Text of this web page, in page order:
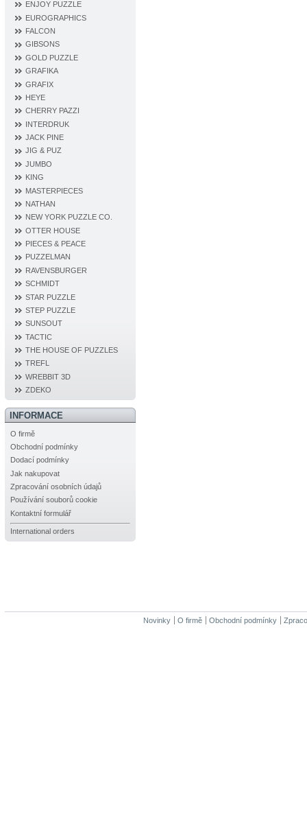
ENJOY PUZZLE
EUROGRAPHICS
FALCON
GIBSONS
GOLD PUZZLE
GRAFIKA
GRAFIX
HEYE
CHERRY PAZZI
INTERDRUK
JACK PINE
JIG & PUZ
JUMBO
KING
MASTERPIECES
NATHAN
NEW YORK PUZZLE CO.
OTTER HOUSE
PIECES & PEACE
PUZZELMAN
RAVENSBURGER
SCHMIDT
STAR PUZZLE
STEP PUZZLE
SUNSOUT
TACTIC
THE HOUSE OF PUZZLES
TREFL
WREBBIT 3D
ZDEKO
INFORMACE
O firmě
Obchodní podmínky
Dodací podmínky
Jak nakupovat
Zpracování osobních údajů
Používání souborů cookie
Kontaktní formulář
International orders
Novinky O firmě Obchodní podmínky